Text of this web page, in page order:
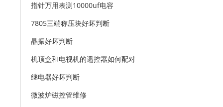
指针万用表测10000uf电容
7805三端称压块好坏判断
晶振好坏判断
机顶盒和电视机的遥控器如何配对
继电器好坏判断
微波炉磁控管维修